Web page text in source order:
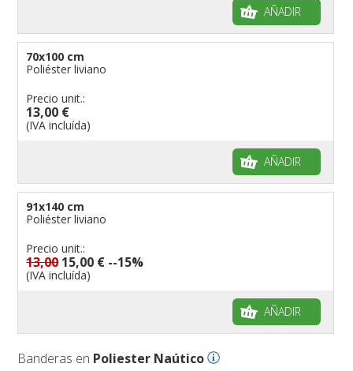
AÑADIR
70x100 cm
Poliéster liviano
Precio unit.:
13,00 €
(IVA incluída)
AÑADIR
91x140 cm
Poliéster liviano
Precio unit.:
13,00 15,00 € --15%
(IVA incluída)
AÑADIR
Banderas en Poliester Naútico